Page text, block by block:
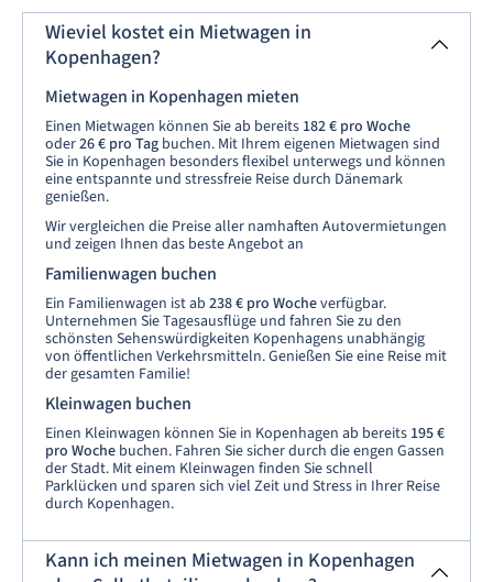
Wieviel kostet ein Mietwagen in
Kopenhagen?
Mietwagen in Kopenhagen mieten
Einen Mietwagen können Sie ab bereits 182 € pro Woche
oder26 € pro Tag buchen. Mit Ihrem eigenen Mietwagen sind
Sie in Kopenhagen besonders flexibel unterwegs und können
eine entspannte und stressfreie Reise durch Dänemark
genießen.
Wir vergleichen die Preise aller namhaften Autovermietungen
und zeigen Ihnen das beste Angebot an
Familienwagen buchen
Ein Familienwagen ist ab 238 € pro Wocheverfügbar.
Unternehmen Sie Tagesausflüge und fahren Sie zu den
schönsten Sehenswürdigkeiten Kopenhagens unabhängig
von öffentlichen Verkehrsmitteln. Genießen Sie eine Reise mit
der gesamten Familie!
Kleinwagen buchen
Einen Kleinwagen können Sie in Kopenhagen ab bereits 195 €
pro Woche buchen. Fahren Sie sicher durch die engen Gassen
der Stadt. Mit einem Kleinwagen finden Sie schnell
Parklücken und sparen sich viel Zeit und Stress in Ihrer Reise
durch Kopenhagen.
Kann ich meinen Mietwagen in Kopenhagen